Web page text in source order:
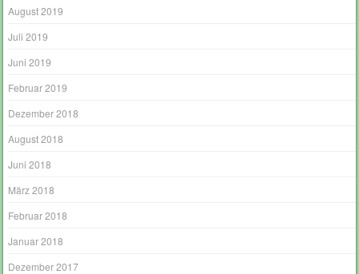
August 2019
Juli 2019
Juni 2019
Februar 2019
Dezember 2018
August 2018
Juni 2018
März 2018
Februar 2018
Januar 2018
Dezember 2017